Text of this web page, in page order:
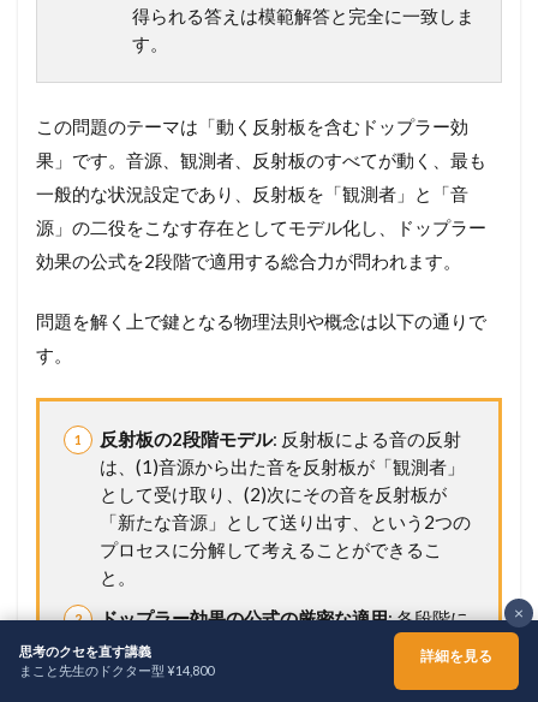
得られる答えは模範解答と完全に一致しま
す。
この問題のテーマは「動く反射板を含むドップラー効
果」です。音源、観測者、反射板のすべてが動く、最も
一般的な状況設定であり、反射板を「観測者」と「音
源」の二役をこなす存在としてモデル化し、ドップラー
効果の公式を2段階で適用する総合力が問われます。
問題を解く上で鍵となる物理法則や概念は以下の通りで
す。
反射板の2段階モデル: 反射板による音の反射
は、(1)音源から出た音を反射板が「観測者」
として受け取り、(2)次にその音を反射板が
「新たな音源」として送り出す、という2つの
プロセスに分解して考えることができるこ
と。
ドップラー効果の公式の厳密な適用: 各段階に
おいて、音源と観測者の関係を正しく見極
め、それぞれの速度を適切な符号で公式に代
×
思考のクセを直す講義
まこと先生のドクター型 ¥14,800
詳細を見る